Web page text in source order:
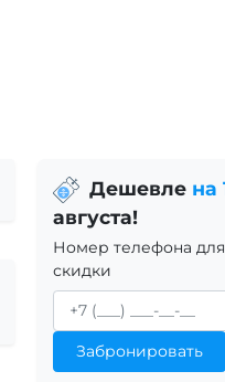
Дешевле на
августа!
Номер телефона
скидки
Забронировать